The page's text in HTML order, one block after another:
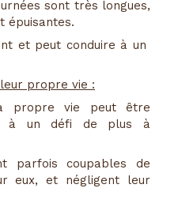
sont très longues,
épuisantes.
et peut conduire à un
propre vie :
propre vie peut être
à un défi de plus à
parfois coupables de
eux, et négligent leur